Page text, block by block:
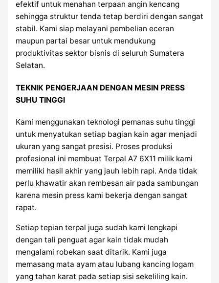
efektif untuk menahan terpaan angin kencang
sehingga struktur tenda tetap berdiri dengan sangat
stabil. Kami siap melayani pembelian eceran
maupun partai besar untuk mendukung
produktivitas sektor bisnis di seluruh Sumatera
Selatan.
TEKNIK PENGERJAAN DENGAN MESIN PRESS
SUHU TINGGI
Kami menggunakan teknologi pemanas suhu tinggi
untuk menyatukan setiap bagian kain agar menjadi
ukuran yang sangat presisi. Proses produksi
profesional ini membuat Terpal A7 6X11 milik kami
memiliki hasil akhir yang jauh lebih rapi. Anda tidak
perlu khawatir akan rembesan air pada sambungan
karena mesin press kami bekerja dengan sangat
rapat.
Setiap tepian terpal juga sudah kami lengkapi
dengan tali penguat agar kain tidak mudah
mengalami robekan saat ditarik. Kami juga
memasang mata ayam atau lubang kancing logam
yang tahan karat pada setiap sisi sekeliling kain.